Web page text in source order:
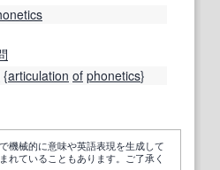
{articulation of phonetics}
機械的に意味や英語表現を生成して
れていることもあります。ご了承く